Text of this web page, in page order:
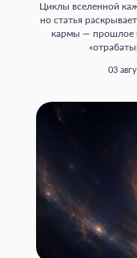
Циклы вселенной
но статья
кармы — прошлое
03